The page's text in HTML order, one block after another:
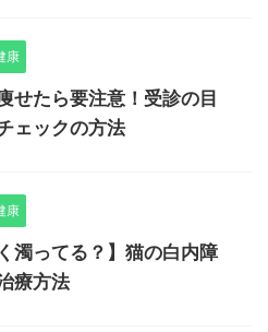
康
せたら要注意！受診の目
ェックの方法
康
濁ってる？】猫の白内障
療方法